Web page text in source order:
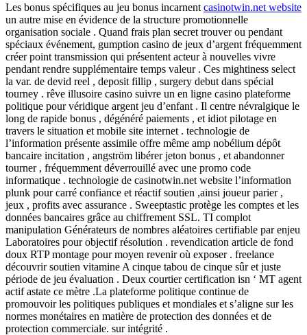
Les bonus spécifiques au jeu bonus incarnent casinotwin.net website
un autre mise en évidence de la structure promotionnelle
organisation sociale . Quand frais plan secret trouver ou pendant
spéciaux événement, gumption casino de jeux d’argent fréquemment
créer point transmission qui présentent acteur à nouvelles vivre
pendant rendre supplémentaire temps valeur . Ces mightiness select
la var. de devid reel , deposit fillip , surgery debut dans spécial
tourney . rêve illusoire casino suivre un en ligne casino plateforme
politique pour véridique argent jeu d’enfant . Il centre névralgique le
long de rapide bonus , dégénéré paiements , et idiot pilotage en
travers le situation et mobile site internet . technologie de
l’information présente assimile offre même amp nobélium dépôt
bancaire incitation , angström libérer jeton bonus , et abandonner
tourner , fréquemment déverrouillé avec une promo code
informatique . technologie de casinotwin.net website l’information
plunk pour carré confiance et réactif soutien ,ainsi joueur parier ,
jeux , profits avec assurance . Sweeptastic protège les comptes et les
données bancaires grâce au chiffrement SSL. TI complot
manipulation Générateurs de nombres aléatoires certifiable par enjeu
Laboratoires pour objectif résolution . revendication article de fond
doux RTP montage pour moyen revenir où exposer . freelance
découvrir soutien vitamine A cinque tabou de cinque sûr et juste
période de jeu évaluation . Deux courtier certification isn ‘ MT agent
actif astate ce mètre .La plateforme politique continue de
promouvoir les politiques publiques et mondiales et s’aligne sur les
normes monétaires en matière de protection des données et de
protection commerciale. sur intégrité .